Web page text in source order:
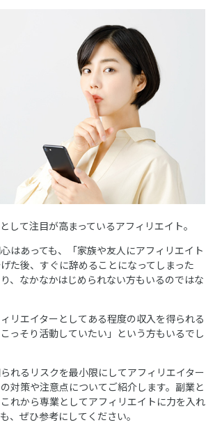
して注目が高まっているアフィリエイト。
はあっても、「家族や友人にアフィリエイト
た後、すぐに辞めることになってしまった
、なかなかはじめられない方もいるのではな
リエイターとしてある程度の収入を得られる
っそり活動していたい」という方もいるでし
れるリスクを最小限にしてアフィリエイター
対策や注意点についてご紹介します。副業と
れから専業としてアフィリエイトに力を入れ
、ぜひ参考にしてください。